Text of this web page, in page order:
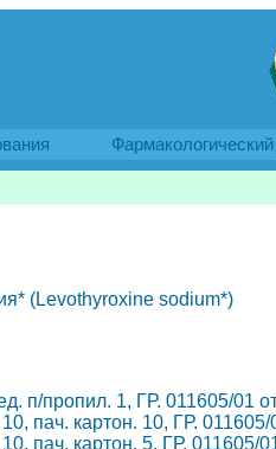
(Levothyroxine sodium*)
п/пропил. 1, ГР. 011605/01
пач. картон. 10, ГР.
пач. картон. 5, ГР.